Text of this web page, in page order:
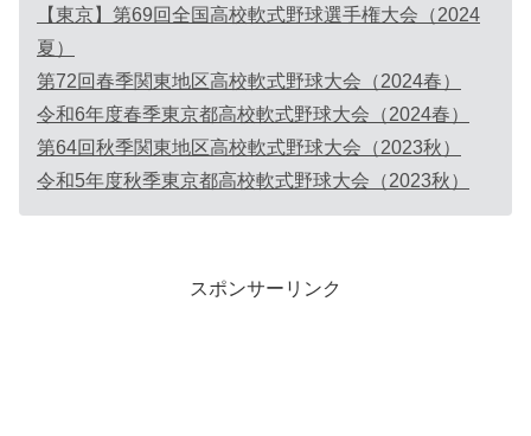
【東京】第69回全国高校軟式野球選手権大会（2024
夏）
第72回春季関東地区高校軟式野球大会（2024春）
令和6年度春季東京都高校軟式野球大会（2024春）
第64回秋季関東地区高校軟式野球大会（2023秋）
令和5年度秋季東京都高校軟式野球大会（2023秋）
スポンサーリンク